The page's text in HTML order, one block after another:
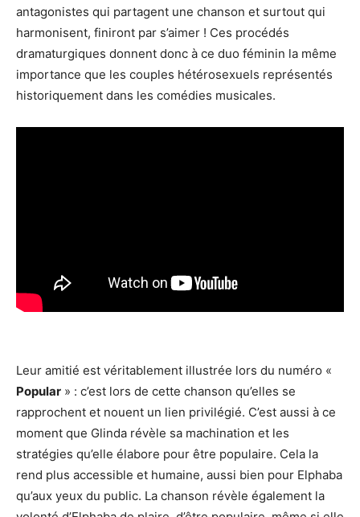
antagonistes qui partagent une chanson et surtout qui
harmonisent, finiront par s’aimer ! Ces procédés
dramaturgiques donnent donc à ce duo féminin la même
importance que les couples hétérosexuels représentés
historiquement dans les comédies musicales.
Leur amitié est véritablement illustrée lors du numéro «
Popular » : c’est lors de cette chanson qu’elles se
rapprochent et nouent un lien privilégié. C’est aussi à ce
moment que Glinda révèle sa machination et les
stratégies qu’elle élabore pour être populaire. Cela la
rend plus accessible et humaine, aussi bien pour Elphaba
qu’aux yeux du public. La chanson révèle également la